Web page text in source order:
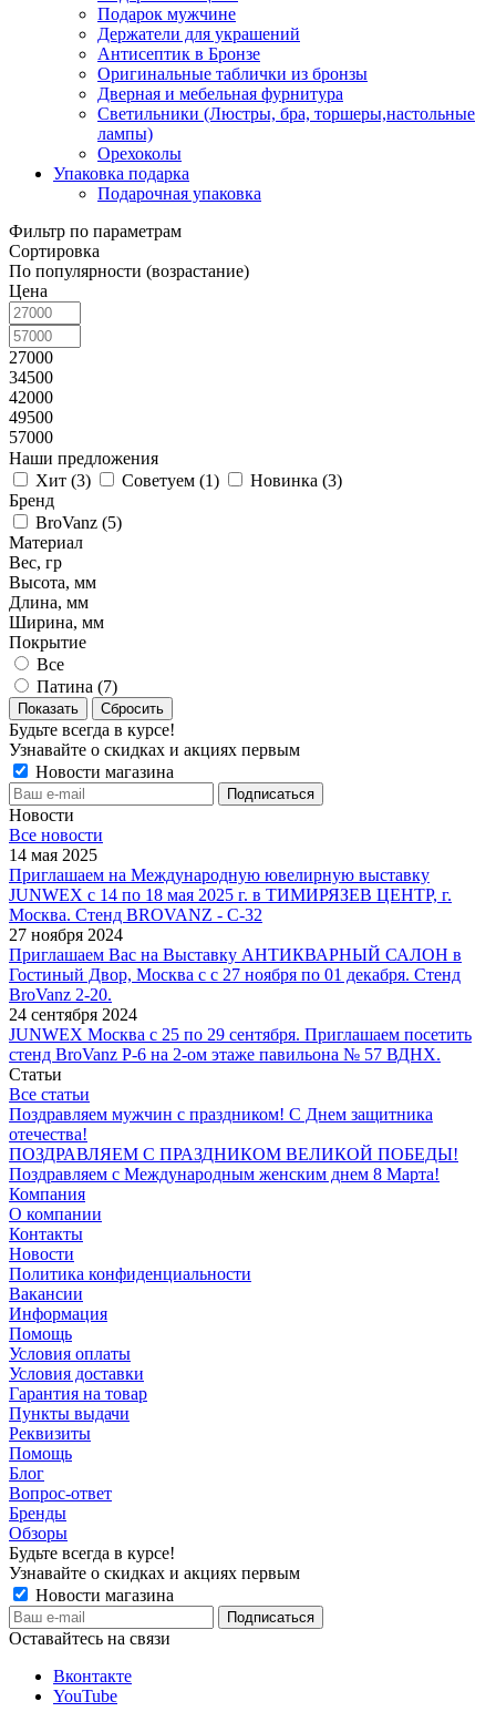
Подарок мужчине
Держатели для украшений
Антисептик в Бронзе
Оригинальные таблички из бронзы
Дверная и мебельная фурнитура
Светильники (Люстры, бра, торшеры,настольные
лампы)
Орехоколы
Упаковка подарка
Подарочная упаковка
Фильтр по параметрам
Сортировка
По популярности (возрастание)
Цена
27000
34500
42000
49500
57000
Наши предложения
Хит (3) Советуем (1) Новинка (3)
Бренд
BroVanz (5)
Материал
Вес, гр
Высота, мм
Длина, мм
Ширина, мм
Покрытие
Все
Патина (7)
Сбросить
Будьте всегда в курсе!
Узнавайте о скидках и акциях первым
Новости магазина
Новости
Все новости
14 мая 2025
Приглашаем на Международную ювелирную выставку
JUNWEX с 14 по 18 мая 2025 г. в ТИМИРЯЗЕВ ЦЕНТР, г.
Москва. Стенд BROVANZ - С-32
27 ноября 2024
Приглашаем Вас на Выставку АНТИКВАРНЫЙ САЛОН в
Гостиный Двор, Москва с с 27 ноября по 01 декабря. Стенд
BroVanz 2-20.
24 сентября 2024
JUNWEX Москва с 25 по 29 сентября. Приглашаем посетить
стенд BroVanz Р-6 на 2-ом этаже павильона № 57 ВДНХ.
Статьи
Все статьи
Поздравляем мужчин с праздником! С Днем защитника
отечества!
ПОЗДРАВЛЯЕМ С ПРАЗДНИКОМ ВЕЛИКОЙ ПОБЕДЫ!
Поздравляем с Международным женским днем 8 Марта!
Компания
О компании
Контакты
Новости
Политика конфиденциальности
Вакансии
Информация
Помощь
Условия оплаты
Условия доставки
Гарантия на товар
Пункты выдачи
Реквизиты
Помощь
Блог
Вопрос-ответ
Бренды
Обзоры
Будьте всегда в курсе!
Узнавайте о скидках и акциях первым
Новости магазина
Оставайтесь на связи
Вконтакте
YouTube